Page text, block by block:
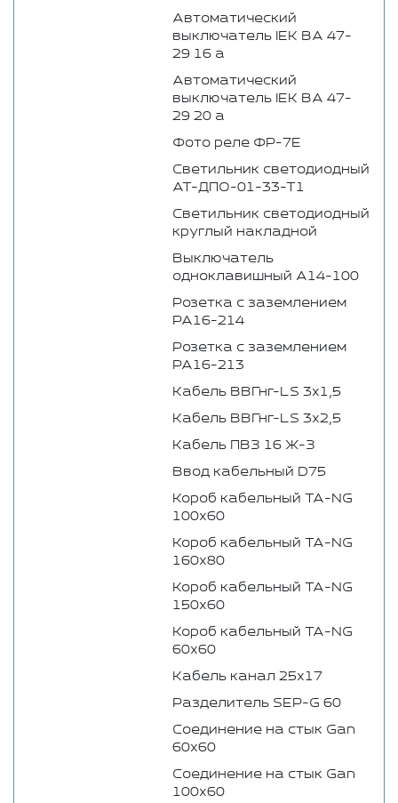
Автоматический
выключатель IEK ВА 47-
29 16 а
Автоматический
выключатель IEK ВА 47-
29 20 а
Фото реле ФР-7Е
Светильник светодиодный
АТ-ДПО-01-33-Т1
Светильник светодиодный
круглый накладной
Выключатель
одноклавишный А14-100
Розетка с заземлением
PA16-214
Розетка с заземлением
PA16-213
Кабель ВВГнг-LS 3х1,5
Кабель ВВГнг-LS 3х2,5
Кабель ПВЗ 16 Ж-З
Ввод кабельный D75
Короб кабельный TA-NG
100х60
Короб кабельный TA-NG
160х80
Короб кабельный TA-NG
150х60
Короб кабельный TA-NG
60х60
Кабель канал 25х17
Разделитель SEP-G 60
Соединение на стык Gan
60x60
Соединение на стык Gan
100x60